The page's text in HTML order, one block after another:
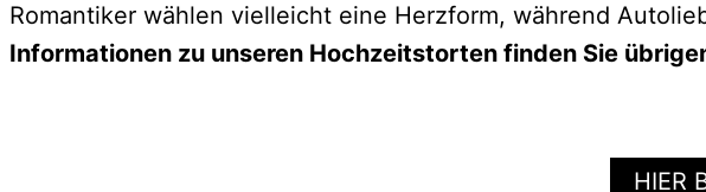
Romantiker wählen vielleicht eine Herzform, während
Informationen zu unseren Hochzeitstorten finden Sie
HIER